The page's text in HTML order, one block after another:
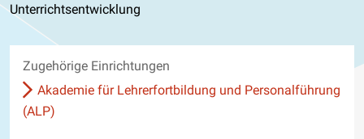
Unterrichtsentwicklung
Zugehörige Einrichtungen
Akademie für Lehrerfortbildung und Personalführung
(ALP)